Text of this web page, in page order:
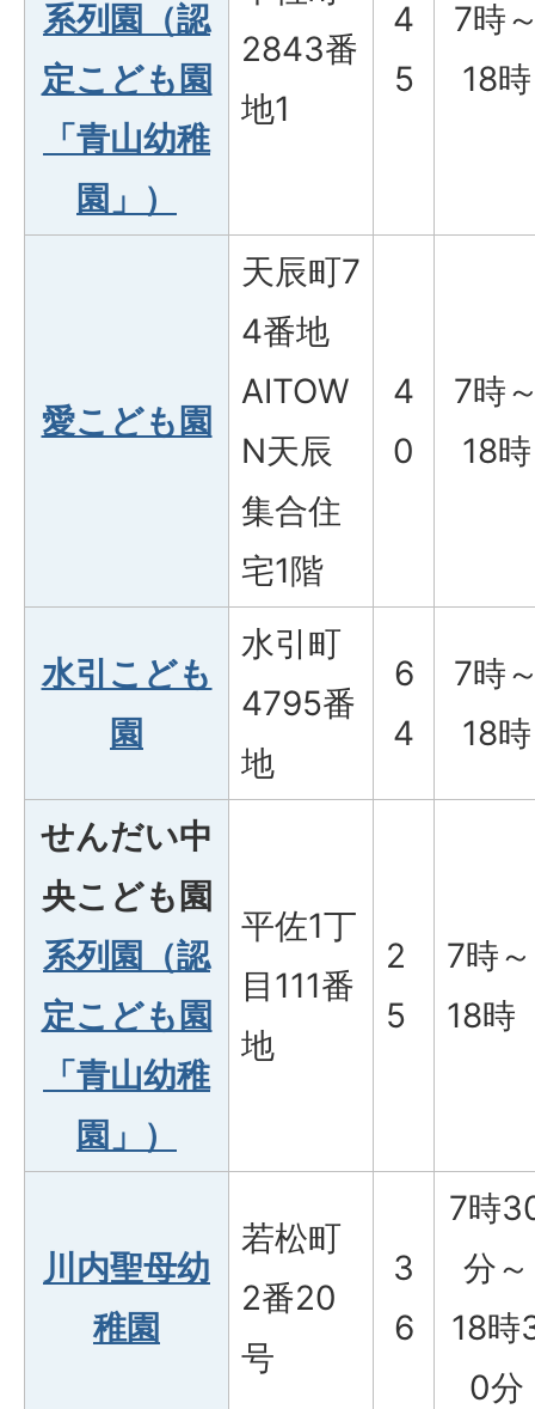
系列園（認
定こども園
「青山幼稚
園」）
2843番
地1
4
5
7時
18時
愛こども園
天辰町7
4番地
AITOW
N天辰
集合住
宅1階
4
0
7時
18時
水引こども
園
水引町
4795番
地
6
4
7時
18時
せんだい中
央こども園
系列園（認
定こども園
「青山幼稚
園」）
平佐1丁
目111番
地
2
5
7時～
18時
川内聖母幼
稚園
若松町
2番20
号
3
6
7時
分～
18時
0分